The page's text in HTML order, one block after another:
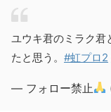
ユウキ君のミラク君
たと思う。 #虹プロ2
— フォロー禁止